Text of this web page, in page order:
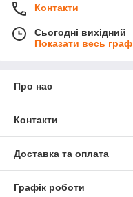
Контакти
Сьогодні вихідний
Показати весь
Про нас
Контакти
Доставка та оплата
Графік роботи